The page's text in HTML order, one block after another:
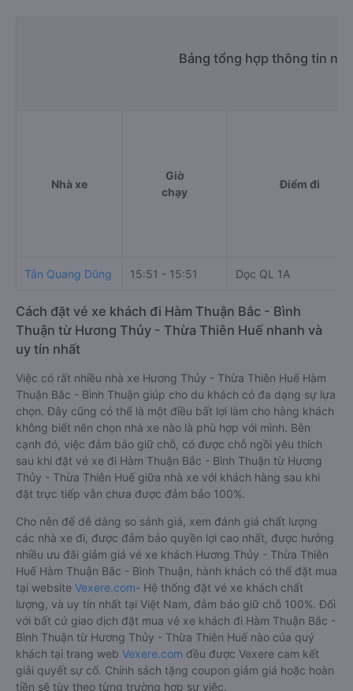
Bảng tổng hợp thông tin
Nhà xe
Giờ
chạy
Điểm đi
Tân Quang Dũng 15:51 - 15:51 Dọc QL 1A
Cách đặt vé xe khách đi Hàm Thuận Bắc - Bình
Thuận từ Hương Thủy - Thừa Thiên Huế nhanh và
uy tín nhất
Việc có rất nhiều nhà xe Hương Thủy - Thừa Thiên Huế Hàm
Thuận Bắc - Bình Thuận giúp cho du khách có đa dạng sự lựa
chọn. Đây cũng có thể là một điều bất lợi làm cho hàng khách
không biết nên chọn nhà xe nào là phù hợp với mình. Bên
cạnh đó, việc đảm bảo giữ chỗ, có được chỗ ngồi yêu thích
sau khi đặt vé xe đi Hàm Thuận Bắc - Bình Thuận từ Hương
Thủy - Thừa Thiên Huế giữa nhà xe với khách hàng sau khi
đặt trực tiếp vẫn chưa được đảm bảo 100%.
Cho nên để dễ dàng so sánh giá, xem đánh giá chất lượng
các nhà xe đi, được đảm bảo quyền lợi cao nhất, được hưởng
nhiều ưu đãi giảm giá vé xe khách Hương Thủy - Thừa Thiên
Huế Hàm Thuận Bắc - Bình Thuận, hành khách có thể đặt mua
tại website Vexere.com- Hệ thống đặt vé xe khách chất
lượng, và uy tín nhất tại Việt Nam, đảm bảo giữ chỗ 100%. Đối
với bất cứ giao dịch đặt mua vé xe khách đi Hàm Thuận Bắc -
Bình Thuận từ Hương Thủy - Thừa Thiên Huế nào của quý
khách tại trang web Vexere.com đều được Vexere cam kết
giải quyết sự cố. Chính sách tặng coupon giảm giá hoặc hoàn
tiền sẽ tùy theo từng trường hợp sự việc.